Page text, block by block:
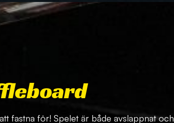
fastna för! Spelet är både avslappnat och